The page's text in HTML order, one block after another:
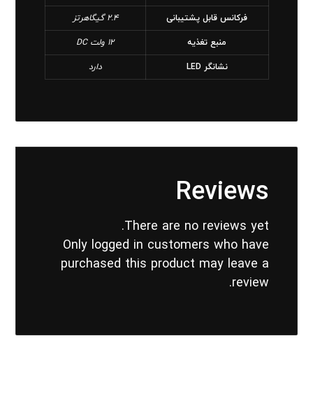
فرکانس قابل پشتیبانی 2.4 گیگاهرتز
منبع تغذیه 12 ولت DC
نشانگر LED دارد
Reviews
There are no reviews yet.
Only logged in customers who have
purchased this product may leave a
review.